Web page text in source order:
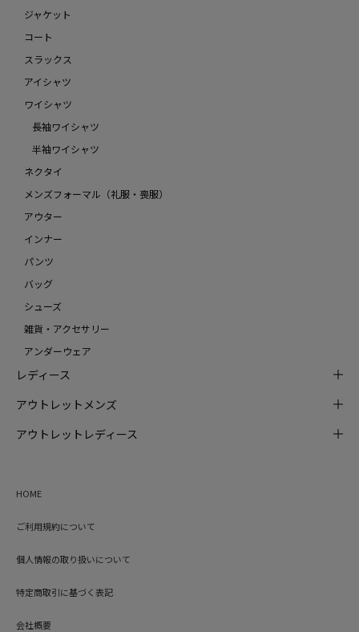
ジャケット
コート
スラックス
アイシャツ
ワイシャツ
長袖ワイシャツ
半袖ワイシャツ
ネクタイ
メンズフォーマル（礼服・喪服）
アウター
インナー
パンツ
バッグ
シューズ
雑貨・アクセサリー
アンダーウェア
レディース
アウトレットメンズ
アウトレットレディース
HOME
ご利用規約について
個人情報の取り扱いについて
特定商取引に基づく表記
会社概要